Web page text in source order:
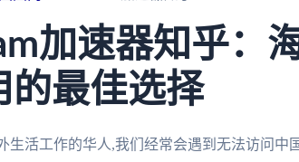
加速器知乎：
的最佳选择
生活工作的华人,我们经常会遇到无法访问中